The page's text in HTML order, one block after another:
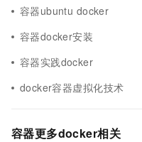
容器ubuntu docker
容器docker安装
容器实践docker
docker容器虚拟化技术
容器更多docker相关